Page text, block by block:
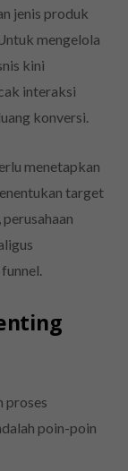
jenis produk
mengelola
kini
interaksi
konversi.
menetapkan
target
proses
poin-poin